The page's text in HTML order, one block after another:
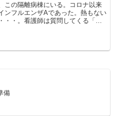
この隔離病棟にいる。コロナ以来
ンフルエンザAであった。熱もない
・・。看護師は質問してくる「予
からもう大丈夫で...
備